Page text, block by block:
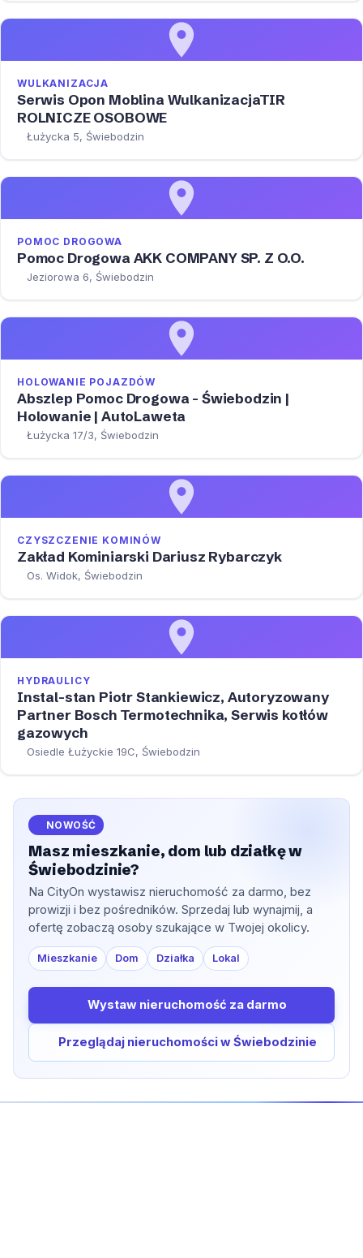
WULKANIZACJA
Serwis Opon Moblina WulkanizacjaTIR
ROLNICZE OSOBOWE
Łużycka 5, Świebodzin
POMOC DROGOWA
Pomoc Drogowa AKK COMPANY SP. Z O.O.
Jeziorowa 6, Świebodzin
HOLOWANIE POJAZDÓW
Abszlep Pomoc Drogowa - Świebodzin |
Holowanie | AutoLaweta
Łużycka 17/3, Świebodzin
CZYSZCZENIE KOMINÓW
Zakład Kominiarski Dariusz Rybarczyk
Os. Widok, Świebodzin
HYDRAULICY
Instal-stan Piotr Stankiewicz, Autoryzowany
Partner Bosch Termotechnika, Serwis kotłów
gazowych
Osiedle Łużyckie 19C, Świebodzin
NOWOŚĆ
Masz mieszkanie, dom lub działkę w
Świebodzinie?
Na CityOn wystawisz nieruchomość za darmo, bez
prowizji i bez pośredników. Sprzedaj lub wynajmij, a
ofertę zobaczą osoby szukające w Twojej okolicy.
Mieszkanie Dom Działka Lokal
Wystaw nieruchomość za darmo
Przeglądaj nieruchomości w Świebodzinie